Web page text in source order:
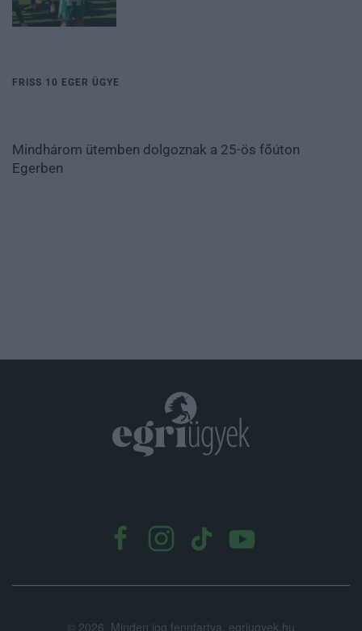
FRISS 10 EGER ÜGYE
Mindhárom ütemben dolgoznak a 25-ös főúton
Egerben
© 2026. Minden jog fenntartva. egriugyek.hu